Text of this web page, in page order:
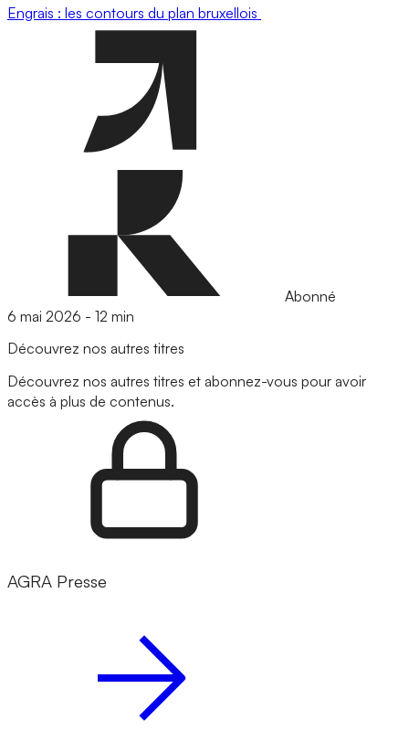
Engrais : les contours du plan bruxellois
Abonné
6 mai 2026 - 12 min
Découvrez nos autres titres
Découvrez nos autres titres et abonnez-vous pour avoir
accès à plus de contenus.
AGRA Presse